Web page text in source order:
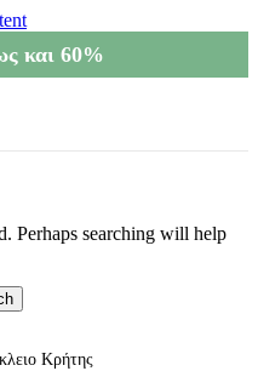
και 60%
Perhaps searching will help
Κρήτης